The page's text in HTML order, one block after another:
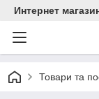
Интернет
Товари та